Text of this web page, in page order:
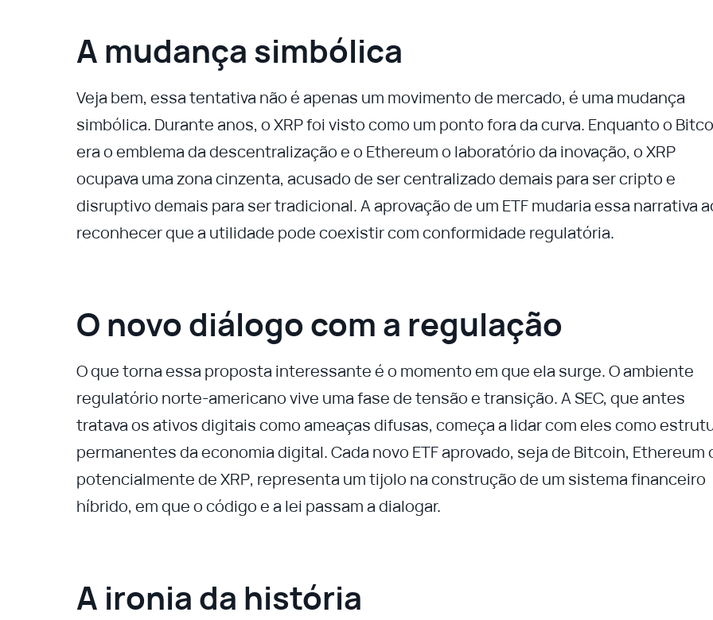
A mudança simbólica
Veja bem, essa tentativa não é apenas um movimento de mercado, é uma mudança
simbólica. Durante anos, o XRP foi visto como um ponto fora da curva. Enquanto o
era o emblema da descentralização e o Ethereum o laboratório da inovação, o XRP
ocupava uma zona cinzenta, acusado de ser centralizado demais para ser cripto e
disruptivo demais para ser tradicional. A aprovação de um ETF mudaria essa narrativa
reconhecer que a utilidade pode coexistir com conformidade regulatória.
O novo diálogo com a regulação
O que torna essa proposta interessante é o momento em que ela surge. O ambiente
regulatório norte-americano vive uma fase de tensão e transição. A SEC, que antes
tratava os ativos digitais como ameaças difusas, começa a lidar com eles como
permanentes da economia digital. Cada novo ETF aprovado, seja de Bitcoin, Ethereum
potencialmente de XRP, representa um tijolo na construção de um sistema financeiro
híbrido, em que o código e a lei passam a dialogar.
A ironia da história